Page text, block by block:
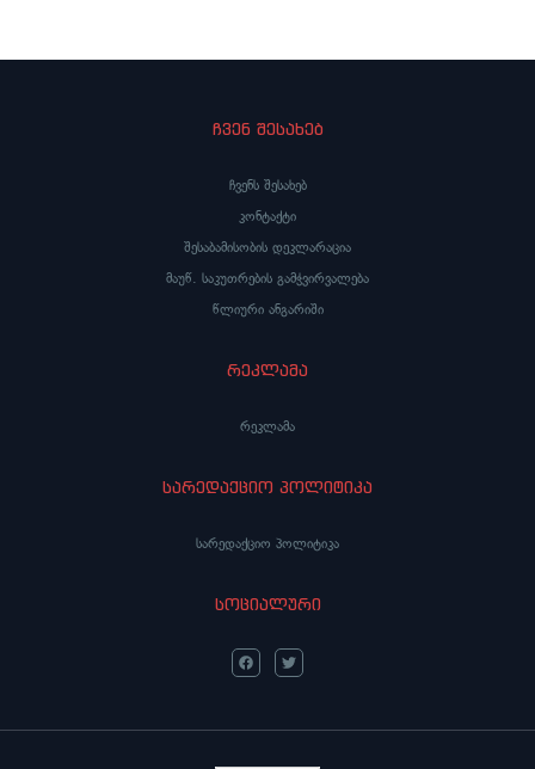
ჩვენ შესახებ
ჩვენს შესახებ
კონტაქტი
შესაბამისობის დეკლარაცია
მაუწ. საკუთრების გამჭვირვალება
წლიური ანგარიში
რეკლამა
რეკლამა
სარედაქციო პოლიტიკა
სარედაქციო პოლიტიკა
სოციალური